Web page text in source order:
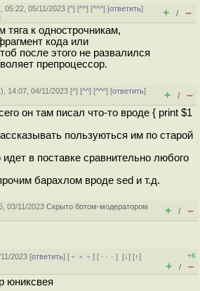
05:22, 05/11/2023 [^] [^^] [^^^] [ответить]
+ / –
тяга к однострочникам,
кода или
после этого не развалился
препроцессор.
), 14:07, 04/11/2023 [^] [^^] [^^^] [ответить]
+ / –
он там писал что-то вроде { print $1
пользуються им по старой
идет в поставке сравнительно любого
барахлом вроде sed и т.д.
03/11/2023Скрыто ботом-модератором
+ / –
2023 [ответить] [ ﹢﹢﹢] [ · · ·][↓] [↑]
+6
+ / –
юниксвея